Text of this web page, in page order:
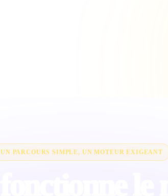
UN PARCOURS SIMPLE, UN MOTEUR EXIGEANT